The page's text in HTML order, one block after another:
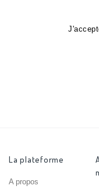
La plateforme
A propos